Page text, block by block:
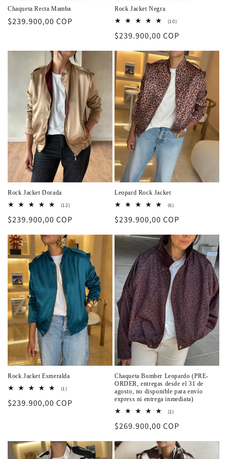
Chaqueta Recta Mamba
Precio
$239.900,00 COP
Rock Jacket Negra
(10)10
totales
Precio
habitual
$239.900,00 COP
Rock Jacket Dorada
(12)12
totales
Precio
$239.900,00 COP
Leopard Rock Jacket
(6)6
totales
Precio
$239.900,00 COP
Rock Jacket Esmeralda
(1)1
totales
Precio
$239.900,00 COP
Chaqueta Bomber Leopardo (PRE-
ORDER, entregas desde el 31 de
agosto, no disponible para envío
express ni entrega inmediata)
(2)2
totales
Precio
$269.900,00 COP